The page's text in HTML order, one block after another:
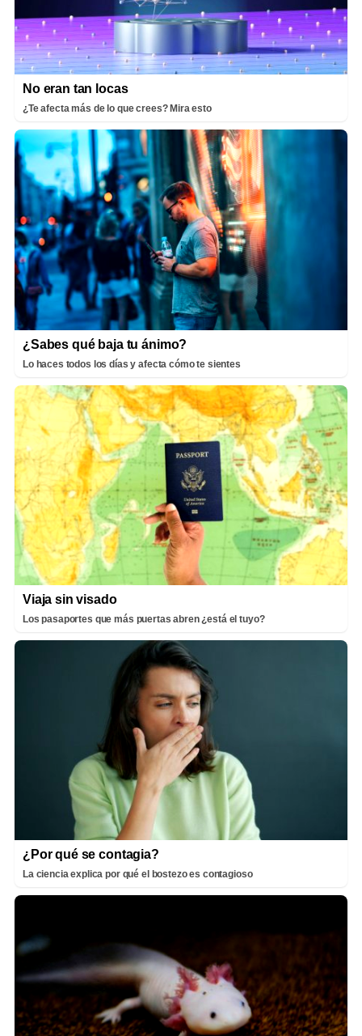
No eran tan locas
¿Te afecta más de lo que crees? Mira esto
¿Sabes qué baja tu ánimo?
Lo haces todos los días y afecta cómo te sientes
Viaja sin visado
Los pasaportes que más puertas abren ¿está el tuyo?
¿Por qué se contagia?
La ciencia explica por qué el bostezo es contagioso